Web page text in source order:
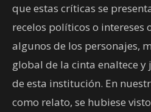
que estas críticas se
recelos políticos o intereses
algunos de los personajes,
global de la cinta enaltece y
de esta institución. En
como relato, se hubiese